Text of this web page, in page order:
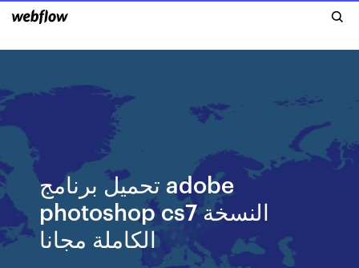
تحميل برنامج adobe
photoshop cs7 النسخة
الكاملة مجانا